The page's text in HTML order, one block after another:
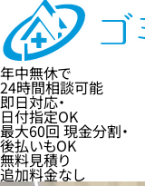
年中無休で
24時間相談可能
即日対応・
日付指定OK
最大60回 現金分割・
後払いもOK
無料見積り
追加料金なし